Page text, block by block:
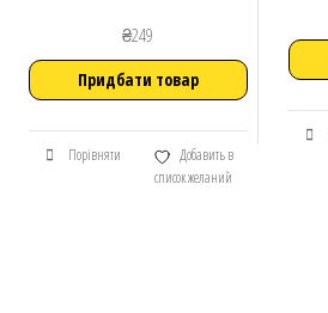
₴249
Придбати товар
Порівняти
Добавить в
список желаний